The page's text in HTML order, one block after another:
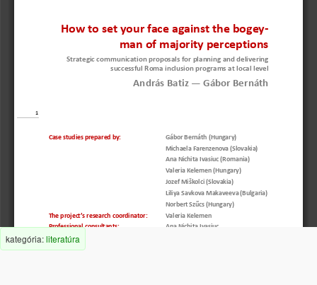
1
How to set your face against the bogey-
man of majority perceptions
Strategic communication proposals for planning and delivering
successful Roma inclusion programs at local level
András Batiz — Gábor Bernáth
Case studies prepared by:
Gábor Bernáth (Hungary)
Michaela Farenzenova (Slovakia)
Ana Nichita Ivasiuc (Romania)
Valeria Kelemen (Hungary)
Jozef Miškolci(Slovakia)
Liliya Savkova Makaveeva (Bulgaria)
Norbert Szűcs (Hungary)
The project’s research coordinator:
Valeria Kelemen
Professional consultants:
Ana Nichita Ivasiuc
The project’s coordinator
kategória:literatúra